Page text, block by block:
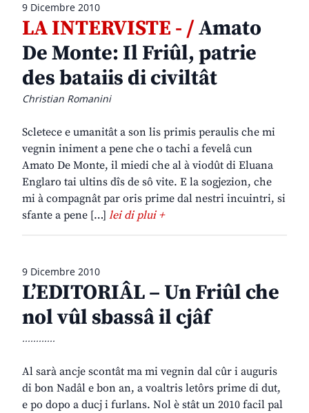
9 Dicembre 2010
LA INTERVISTE - /Amato
De Monte: Il Friûl, patrie
des bataiis di civiltât
Christian Romanini
Scletece e umanitât a son lis primis peraulis che mi
vegnin iniment a pene che o tachi a fevelâ cun
Amato De Monte, il miedi che al à viodût di Eluana
Englaro tai ultins dîs de sô vite. E la sogjezion, che
mi à compagnât par oris prime dal nestri incuintri, si
sfante a pene […] lei di plui +
9 Dicembre 2010
L’EDITORIÂL – Un Friûl che
nol vûl sbassâ il cjâf
............
Al sarà ancje scontât ma mi vegnin dal cûr i auguris
di bon Nadâl e bon an, a voaltris letôrs prime di dut,
e po dopo a ducj i furlans. Nol è stât un 2010 facil pal